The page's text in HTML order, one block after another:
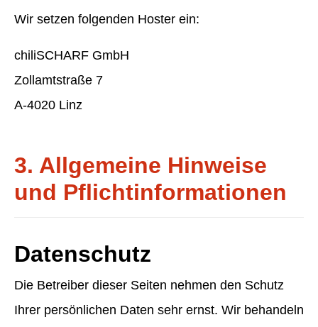
Wir setzen folgenden Hoster ein:
chiliSCHARF GmbH
Zollamtstraße 7
A-4020 Linz
3. Allgemeine Hinweise
und Pflicht­informationen
Datenschutz
Die Betreiber dieser Seiten nehmen den Schutz
Ihrer persönlichen Daten sehr ernst. Wir behandeln